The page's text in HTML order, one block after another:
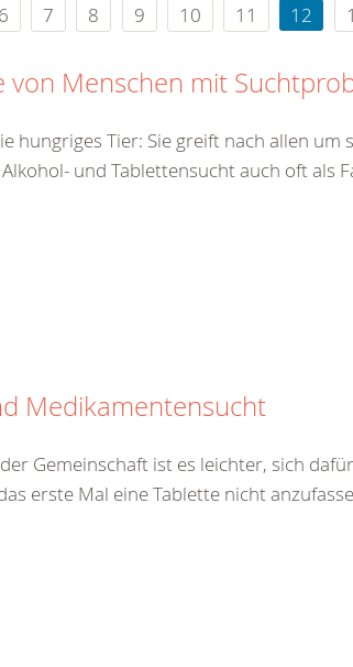
6 7 8 9 10 11 12
von Menschen mit
hungriges Tier: Sie greift nach allen
und Tablettensucht auch oft als
Medikamentensucht
Gemeinschaft ist es leichter, sich
erste Mal eine Tablette nicht